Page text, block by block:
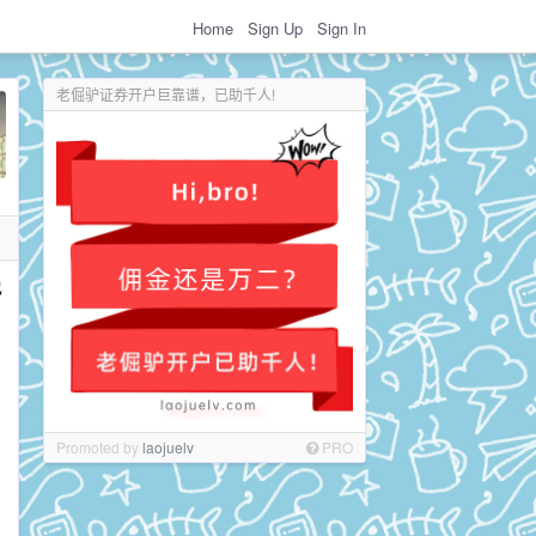
Home Sign Up Sign In
老倔驴证券开户巨靠谱，已助千人!
Promoted bylaojuelv PRO